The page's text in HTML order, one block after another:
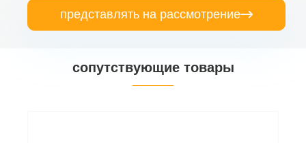
представлять на рассмотрение
сопутствующие товары